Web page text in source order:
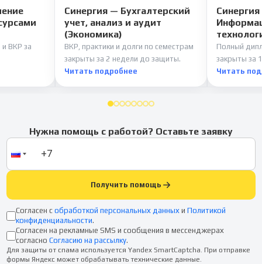
и ВКР за
Синергия — Бухгалтерский
учет, анализ и аудит
(Экономика)
ВКР, практики и долги по семестрам
закрыты за 2 недели до защиты.
Читать подробнее
Полный
закрыты за
Читать
Нужна помощь с работой? Оставьте заявку
Получить помощь
Согласен с обработкой персональных данных и Политикой
конфиденциальности.
Согласен на рекламные SMS и сообщения в мессенджерах
согласно Согласию на рассылку.
Для защиты от спама используется Yandex SmartCaptcha. При отправке
формы Яндекс может обрабатывать технические данные.